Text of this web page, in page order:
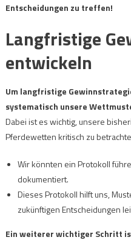
Entscheidungen zu treffen!
Langfristige
entwickeln
Um langfristige
systematisch unsere
Dabei ist es wichtig, unsere
Pferdewetten kritisch zu
Wir könnten ein Protokoll
dokumentiert.
Dieses Protokoll hilft uns,
zukünftigen Entscheidungen
Ein weiterer wichtiger Schritt